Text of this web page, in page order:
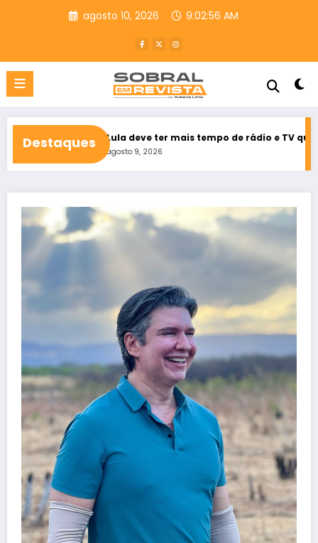
agosto 10, 2026 9:02:58 AM
Destaques
Lula deve ter mais tempo de rádio e TV que Flávio
agosto 9, 2026